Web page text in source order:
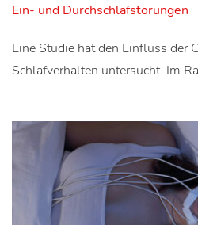
Ein- und Durchschlafstörungen
Eine Studie hat den Einfluss der
Schlafverhalten untersucht. Im